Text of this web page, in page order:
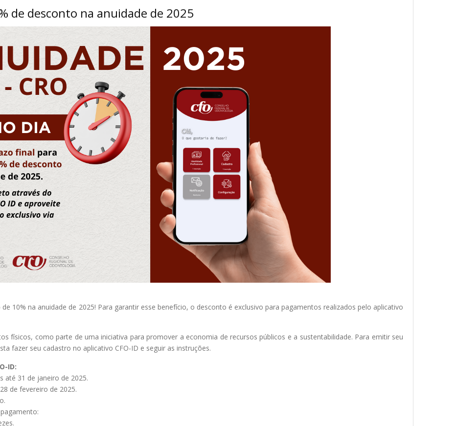
de desconto na anuidade de 2025
10% na anuidade de 2025! Para garantir esse benefício, o desconto é exclusivo para pagamentos realizados pelo aplicativo
físicos, como parte de uma iniciativa para promover a economia de recursos públicos e a sustentabilidade. Para emitir seu
fazer seu cadastro no aplicativo CFO-ID e seguir as instruções.
ID:
até 31 de janeiro de 2025.
de fevereiro de 2025.